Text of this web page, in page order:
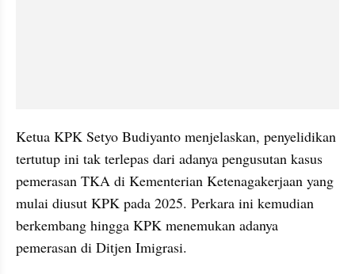
Ketua KPK Setyo Budiyanto menjelaskan, penyelidikan
tertutup ini tak terlepas dari adanya pengusutan kasus
pemerasan TKA di Kementerian Ketenagakerjaan yang
mulai diusut KPK pada 2025. Perkara ini kemudian
berkembang hingga KPK menemukan adanya
pemerasan di Ditjen Imigrasi.